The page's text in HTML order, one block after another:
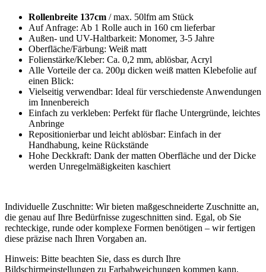
Rollenbreite 137cm / max. 50lfm am Stück
Auf Anfrage: Ab 1 Rolle auch in 160 cm lieferbar
Außen- und UV-Haltbarkeit: Monomer, 3-5 Jahre
Oberfläche/Färbung: Weiß matt
Folienstärke/Kleber: Ca. 0,2 mm, ablösbar, Acryl
Alle Vorteile der ca. 200µ dicken weiß matten Klebefolie auf
einen Blick:
Vielseitig verwendbar: Ideal für verschiedenste Anwendungen
im Innenbereich
Einfach zu verkleben: Perfekt für flache Untergründe, leichtes
Anbringe
Repositionierbar und leicht ablösbar: Einfach in der
Handhabung, keine Rückstände
Hohe Deckkraft: Dank der matten Oberfläche und der Dicke
werden Unregelmäßigkeiten kaschiert
Individuelle Zuschnitte: Wir bieten maßgeschneiderte Zuschnitte an,
die genau auf Ihre Bedürfnisse zugeschnitten sind. Egal, ob Sie
rechteckige, runde oder komplexe Formen benötigen – wir fertigen
diese präzise nach Ihren Vorgaben an.
Hinweis: Bitte beachten Sie, dass es durch Ihre
Bildschirmeinstellungen zu Farbabweichungen kommen kann.